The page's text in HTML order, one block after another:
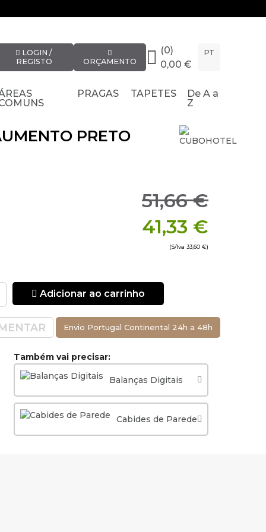
LOGIN /
REGISTO
ORÇAMENTO
(0)
0,00 €
PT
PRAGAS TAPETES
De A a
Z
PRETO
51,66 €
41,33 €
(S/Iva 33,60 €)
Adicionar ao carrinho
Envio Portugal Continental 24h a 48h
Também vai precisar:
Balanças Digitais
Cabides de Parede